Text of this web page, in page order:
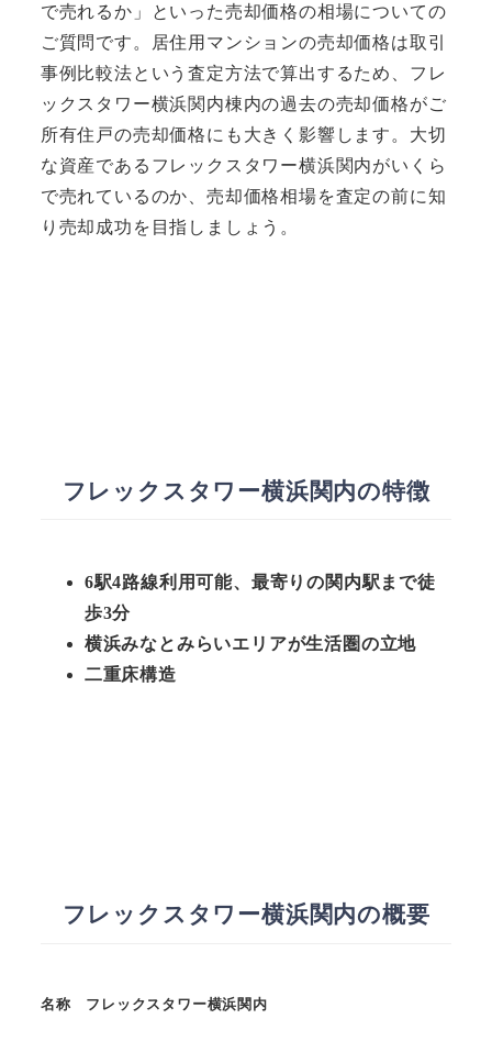
で売れるか」といった売却価格の相場についての
ご質問です。居住用マンションの売却価格は取引
事例比較法という査定方法で算出するため、フレ
ックスタワー横浜関内棟内の過去の売却価格がご
所有住戸の売却価格にも大きく影響します。大切
な資産であるフレックスタワー横浜関内がいくら
で売れているのか、売却価格相場を査定の前に知
り売却成功を目指しましょう。
フレックスタワー横浜関内の特徴
6駅4路線利用可能、最寄りの関内駅まで徒
歩3分
横浜みなとみらいエリアが生活圏の立地
二重床構造
フレックスタワー横浜関内の概要
名称 フレックスタワー横浜関内